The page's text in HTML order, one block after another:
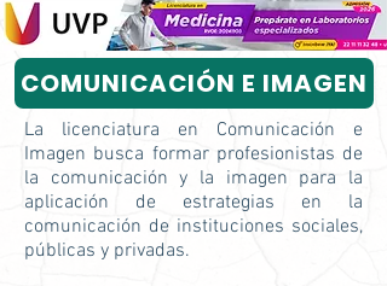
COMUNICACIÓN E IMAGEN
La licenciatura en Comunicación e
Imagen busca formar profesionistas de
la comunicación y la imagen para la
aplicación de estrategias en la
comunicación de instituciones sociales,
públicas y privadas.